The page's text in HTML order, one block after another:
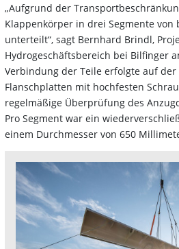
„Aufgrund der
Klappenkörper in drei Segmente von
unterteilt“, sagt Bernhard Brindl,
Hydrogeschäftsbereich bei Bilfinger
Verbindung der Teile erfolgte auf
Flanschplatten mit hochfesten
regelmäßige Überprüfung des
Pro Segment war ein
einem Durchmesser von 650